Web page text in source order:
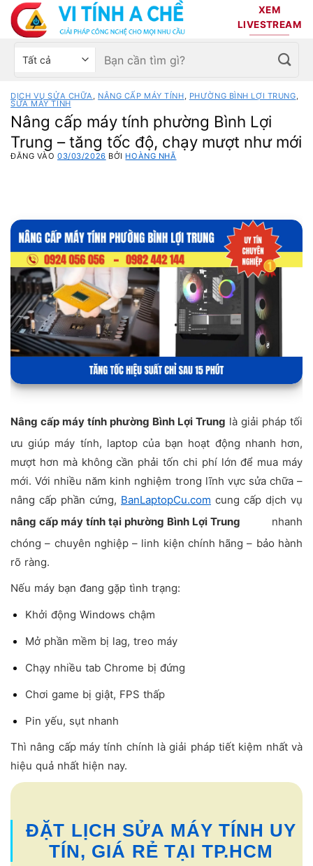
Bỏ
qua
nội
dung
XEM
LIVESTREAM
Chọn
sản
phẩm
Tìm
kiếm:
DỊCH VỤ SỬA CHỮA NÂNG CẤP MÁY TÍNH PHƯỜNG BÌNH LỢI TRUNG
SỬA MÁY TÍNH
Nâng cấp máy tính phường Bình Lợi
Trung – tăng tốc độ, chạy mượt như mới
ĐĂNG VÀO03/03/2026 BỞI HOÀNG NHÃ
Nâng cấp máy tính phường Bình Lợi Trung là giải pháp tối
ưu giúp máy tính, laptop của bạn hoạt động nhanh hơn,
mượt hơn mà không cần phải tốn chi phí lớn để mua máy
mới. Với nhiều năm kinh nghiệm trong lĩnh vực sửa chữa –
nâng cấp phần cứng, BanLaptopCu.com cung cấp dịch vụ
nâng cấp máy tính tại phường Bình Lợi Trung nhanh
chóng – chuyên nghiệp – linh kiện chính hãng – bảo hành
rõ ràng.
Nếu máy bạn đang gặp tình trạng:
Khởi động Windows chậm
Mở phần mềm bị lag, treo máy
Chạy nhiều tab Chrome bị đứng
Chơi game bị giật, FPS thấp
Pin yếu, sụt nhanh
Thì nâng cấp máy tính chính là giải pháp tiết kiệm nhất và
hiệu quả nhất hiện nay.
ĐẶT LỊCH SỬA MÁY TÍNH UY
TÍN, GIÁ RẺ TẠI TP.HCM